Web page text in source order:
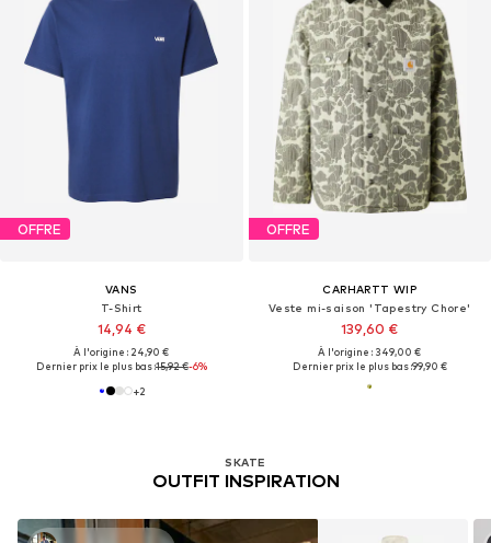
OFFRE
VANS
T-Shirt
14,94 €
À l'origine : 24,90 €
Dernier prix le plus bas :15,92 €-6%
+2
OFFRE
CARHARTT WIP
Veste mi-saison 'Tapestry Chore'
139,60 €
À l'origine : 349,00 €
Dernier prix le plus bas :99,90 €
SKATE
OUTFIT INSPIRATION